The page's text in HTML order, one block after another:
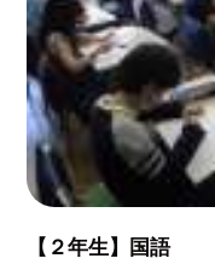
【２年生】国語